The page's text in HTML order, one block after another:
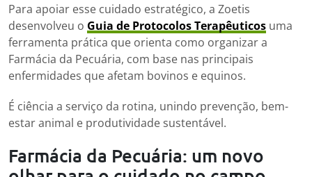
Para apoiar esse cuidado estratégico, a Zoetis
desenvolveu o Guia de Protocolos Terapêuticos uma
ferramenta prática que orienta como organizar a
Farmácia da Pecuária, com base nas principais
enfermidades que afetam bovinos e equinos.
É ciência a serviço da rotina, unindo prevenção, bem-
estar animal e produtividade sustentável.
Farmácia da Pecuária: um novo